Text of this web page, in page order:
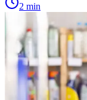
2 min